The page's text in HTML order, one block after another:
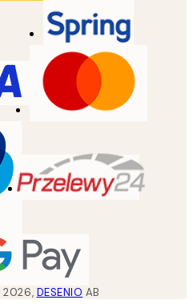
2026, DESENIO AB